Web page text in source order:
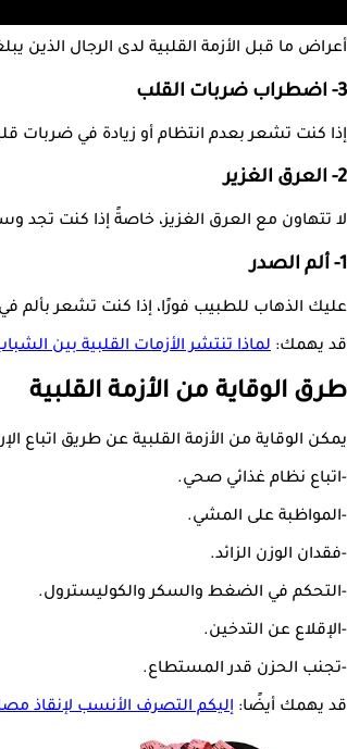
أعراض ما قبل الأزمة القلبية لدى الرجال الذين يبلغون من العمر أكثر من
3- اضطراب ضربات القلب
إذا كنت تشعر بعدم انتظام أو زيادة في ضربات
2- العرق الغزير
لا تتهاون مع العرق الغزيز، خاصةً إذا كنت تجد
1- ألم الصدر
عليك الذهاب للطبيب فورًا، إذا كنت تشعر بألم
قد يهمك: لماذا تنتشر الأزمات القلبية بين
طرق الوقاية من الأزمة القلبية
يمكن الوقاية من الأزمة القلبية عن طريق اتباع
-اتباع نظام غذائي صحي.
-المواظبة على المشي.
-فقدان الوزن الزائد.
-التحكم في الضغط والسكر والكوليسترول.
-الإقلاع عن التدخين.
-تجنب الحزن قدر المستطاع.
قد يهمك أيضًا: إليكم التصرف الأنسب لإنقاذ